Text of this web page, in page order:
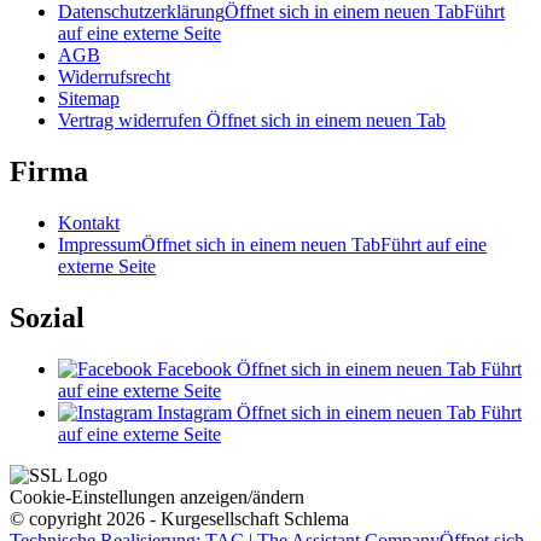
DatenschutzerklärungÖffnet sich in einem neuen TabFührt
auf eine externe Seite
AGB
Widerrufsrecht
Sitemap
Vertrag widerrufen Öffnet sich in einem neuen Tab
Firma
Kontakt
ImpressumÖffnet sich in einem neuen TabFührt auf eine
externe Seite
Sozial
Facebook Öffnet sich in einem neuen Tab Führt
auf eine externe Seite
Instagram Öffnet sich in einem neuen Tab Führt
auf eine externe Seite
Cookie-Einstellungen anzeigen/ändern
© copyright 2026 - Kurgesellschaft Schlema